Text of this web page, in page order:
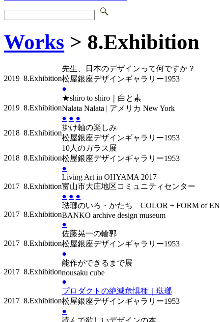
Works > 8.Exhibition
2019 8.Exhibition
先生、日本のデザインって何ですか？
松屋銀座デザインギャラリー1953
●
2019 8.Exhibition
★shiro to shiro｜白と素
Nalata Nalata | アメリカ New York
● ● ●
2018 8.Exhibition
掛け軸の楽しみ
松屋銀座デザインギャラリー1953
2018 8.Exhibition
10人のガラス展
松屋銀座デザインギャラリー1953
●
2017 8.Exhibition
Living Art in OHYAMA 2017
富山市大庄地区コミュニティセンター
● ● ●
2017 8.Exhibition
琺瑯のいろ・かたち COLOR + FORM of
BANKO archive design museum
●
2017 8.Exhibition
佐藤晃一の輪郭
松屋銀座デザインギャラリー1953
●
2017 8.Exhibition
能作ができるまで展
nousaku cube
●
2017 8.Exhibition
プロダクトの絶滅危惧種｜琺瑯
松屋銀座デザインギャラリー1953
●
読んで欲しいデザインの本